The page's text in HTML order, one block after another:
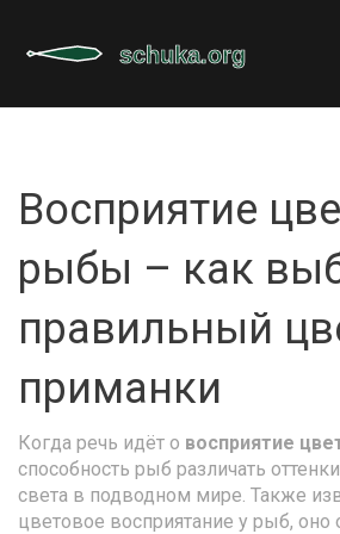
Восприятие
рыбы – как
правильный
приманки
Когда речь идёт о восприятие
способность рыб различать
света в подводном мире. Также
цветовое восприятание у рыб, оно